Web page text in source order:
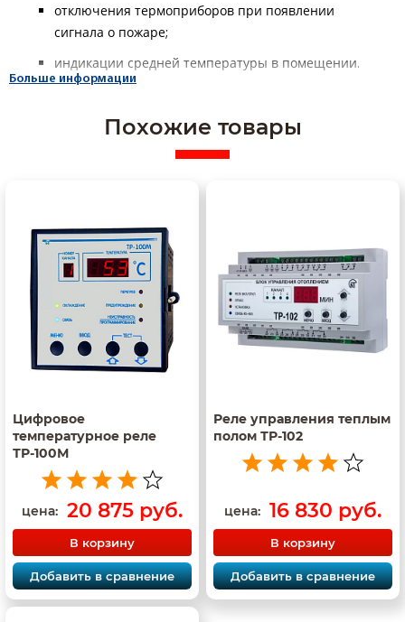
отключения термоприборов при появлении
сигнала о пожаре;
индикации средней температуры в помещении.
Больше информации
Похожие товары
Цифровое
температурное реле
ТР-100М
цена: 20 875 руб.
В корзину
Добавить в сравнение
Реле управления теплым
полом ТР-102
цена: 16 830 руб.
В корзину
Добавить в сравнение